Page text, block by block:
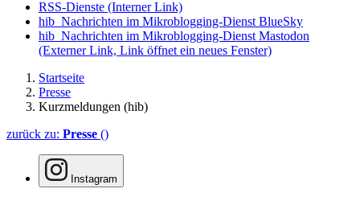
RSS-Dienste (Interner Link)
hib_Nachrichten im Mikroblogging-Dienst BlueSky
hib_Nachrichten im Mikroblogging-Dienst Mastodon
(Externer Link, Link öffnet ein neues Fenster)
Startseite
Presse
Kurzmeldungen (hib)
zurück zu: Presse ()
Instagram